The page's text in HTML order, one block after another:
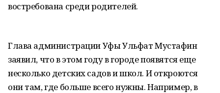
востребована среди родителей.
Глава администрации Уфы Ульфат Мустафин
заявил, что в этом году в городе появятся еще
несколько детских садов и школ. И откроются
они там, где больше всего нужны. Например, в